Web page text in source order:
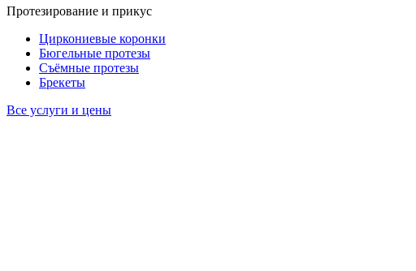
Протезирование и прикус
Циркониевые коронки
Бюгельные протезы
Съёмные протезы
Брекеты
Все услуги и цены